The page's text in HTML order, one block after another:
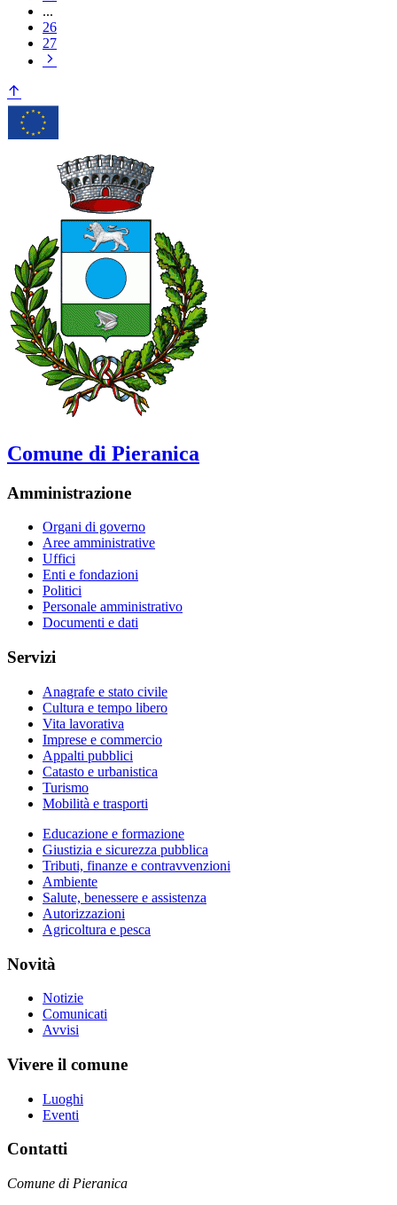
...
26
27
Comune di Pieranica
Amministrazione
Organi di governo
Aree amministrative
Uffici
Enti e fondazioni
Politici
Personale amministrativo
Documenti e dati
Servizi
Anagrafe e stato civile
Cultura e tempo libero
Vita lavorativa
Imprese e commercio
Appalti pubblici
Catasto e urbanistica
Turismo
Mobilità e trasporti
Educazione e formazione
Giustizia e sicurezza pubblica
Tributi, finanze e contravvenzioni
Ambiente
Salute, benessere e assistenza
Autorizzazioni
Agricoltura e pesca
Novità
Notizie
Comunicati
Avvisi
Vivere il comune
Luoghi
Eventi
Contatti
Comune di Pieranica